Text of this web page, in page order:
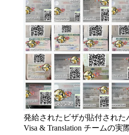
発給されたビザが貼付された
Visa & Translation チームの実